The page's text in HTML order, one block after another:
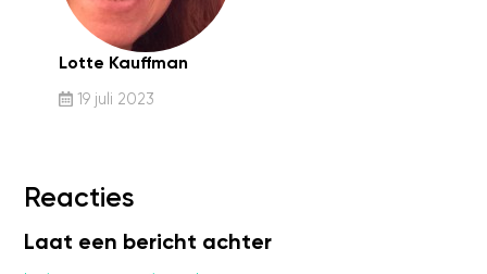
Lotte Kauffman
19 juli 2023
Reacties
Laat een bericht achter